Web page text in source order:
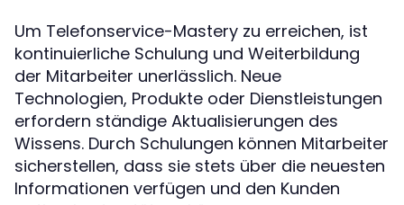
Um Telefonservice-Mastery zu erreichen, ist
kontinuierliche Schulung und Weiterbildung
der Mitarbeiter unerlässlich. Neue
Technologien, Produkte oder Dienstleistungen
erfordern ständige Aktualisierungen des
Wissens. Durch Schulungen können Mitarbeiter
sicherstellen, dass sie stets über die neuesten
Informationen verfügen und den Kunden